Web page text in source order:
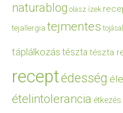
naturablog olasz ízek
tejallergia tejmentes
táplálkozás tészta tészta
receptédesség
ételintolerancia étkezés